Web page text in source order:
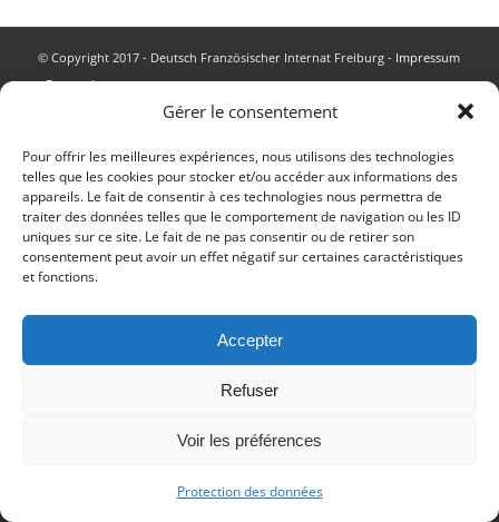
Gérer le consentement
Pour offrir les meilleures expériences, nous utilisons des technologies
telles que les cookies pour stocker et/ou accéder aux informations des
appareils. Le fait de consentir à ces technologies nous permettra de
traiter des données telles que le comportement de navigation ou les ID
uniques sur ce site. Le fait de ne pas consentir ou de retirer son
consentement peut avoir un effet négatif sur certaines caractéristiques
et fonctions.
Accepter
Refuser
Voir les préférences
Protection des données
© Copyright 2017 - Deutsch Französischer Internat Freiburg - Impressum
-Datenschutz
Datenschutzerklärung